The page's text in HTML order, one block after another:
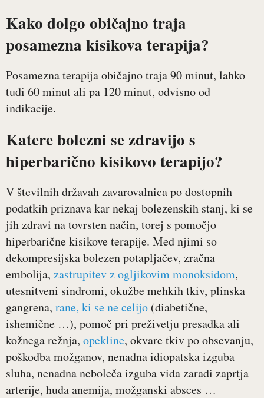
Kako dolgo običajno traja
posamezna kisikova terapija?
Posamezna terapija običajno traja 90 minut, lahko
tudi 60 minut ali pa 120 minut, odvisno od
indikacije.
Katere bolezni se zdravijo s
hiperbarično kisikovo terapijo?
V številnih državah zavarovalnica po dostopnih
podatkih priznava kar nekaj bolezenskih stanj, ki se
jih zdravi na tovrsten način, torej s pomočjo
hiperbarične kisikove terapije. Med njimi so
dekompresijska bolezen potapljačev, zračna
embolija, zastrupitev z ogljikovim monoksidom,
utesnitveni sindromi, okužbe mehkih tkiv, plinska
gangrena, rane, ki se ne celijo (diabetične,
ishemične …), pomoč pri preživetju presadka ali
kožnega režnja, opekline, okvare tkiv po obsevanju,
poškodba možganov, nenadna idiopatska izguba
sluha, nenadna neboleča izguba vida zaradi zaprtja
arterije, huda anemija, možganski absces …